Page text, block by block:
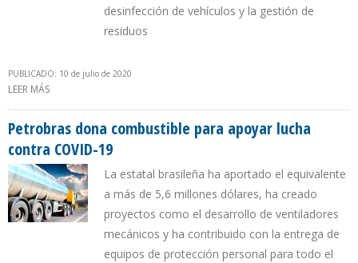
desinfección de vehículos y la gestión de
residuos
PUBLICADO: 10 de julio de 2020
LEER MÁS
Petrobras dona combustible para apoyar lucha
contra COVID-19
La estatal brasileña ha aportado el equivalente
a más de 5,6 millones dólares, ha creado
proyectos como el desarrollo de ventiladores
mecánicos y ha contribuido con la entrega de
equipos de protección personal para todo el